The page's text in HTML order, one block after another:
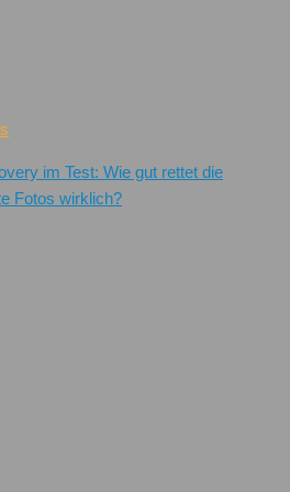
im Test: Wie gut rettet die
Fotos wirklich?